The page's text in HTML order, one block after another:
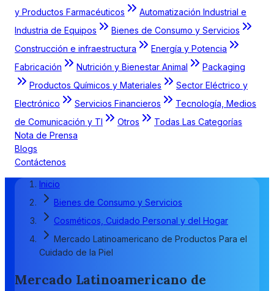
y Productos Farmacéuticos
Automatización Industrial e
Industria de Equipos
Bienes de Consumo y Servicios
Construcción e infraestructura
Energía y Potencia
Fabricación
Nutrición y Bienestar Animal
Packaging
Productos Químicos y Materiales
Sector Eléctrico y
Electrónico
Servicios Financieros
Tecnología, Medios
de Comunicación y TI
Otros
Todas Las Categorías
Nota de Prensa
Blogs
Contáctenos
Inicio
Bienes de Consumo y Servicios
Cosméticos, Cuidado Personal y del Hogar
Mercado Latinoamericano de Productos Para el
Cuidado de la Piel
Mercado Latinoamericano de